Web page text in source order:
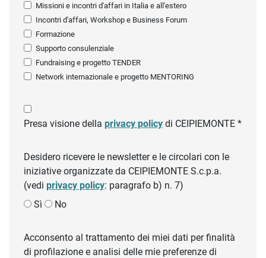
Missioni e incontri d'affari in Italia e all'estero
Incontri d'affari, Workshop e Business Forum
Formazione
Supporto consulenziale
Fundraising e progetto TENDER
Network internazionale e progetto MENTORING
Presa visione della privacy policy di CEIPIEMONTE *
Desidero ricevere le newsletter e le circolari con le
iniziative organizzate da CEIPIEMONTE S.c.p.a.
(vedi privacy policy: paragrafo b) n. 7)
Sì
No
Acconsento al trattamento dei miei dati per finalità
di profilazione e analisi delle mie preferenze di